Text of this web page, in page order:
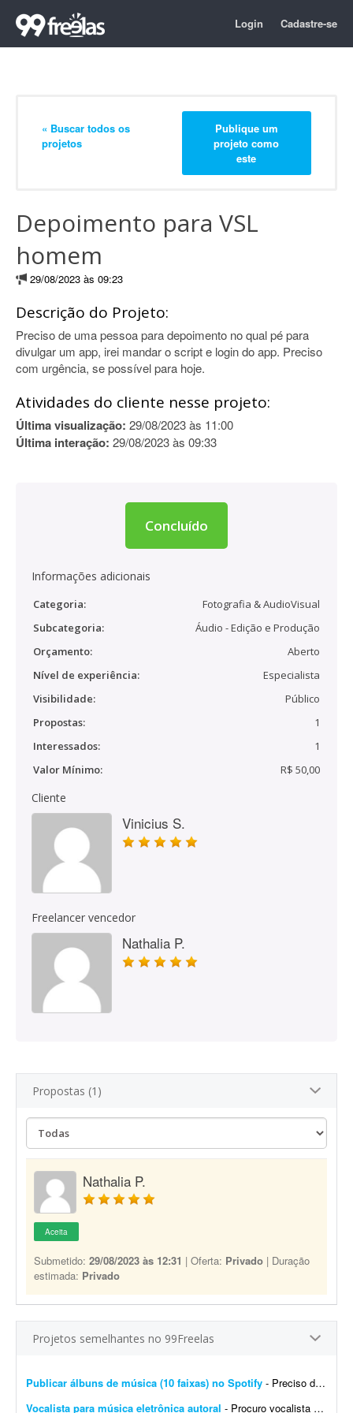
Login Cadastre-se
« Buscar todos os
projetos
Publique um
projeto como
este
Depoimento para VSL
homem
29/08/2023 às 09:23
Descrição do Projeto:
Preciso de uma pessoa para depoimento no qual pé para
divulgar um app, irei mandar o script e login do app. Preciso
com urgência, se possível para hoje.
Atividades do cliente nesse projeto:
Última visualização: 29/08/2023 às 11:00
Última interação: 29/08/2023 às 09:33
Concluído
Informações adicionais
Categoria:
Fotografia & AudioVisual
Subcategoria:
Áudio - Edição e Produção
Orçamento:
Aberto
Nível de experiência:
Especialista
Visibilidade:
Público
Propostas:
1
Interessados:
1
Valor Mínimo:
R$ 50,00
Cliente
Vinicius S.
Freelancer vencedor
Nathalia P.
Propostas (1)
Nathalia P.
Aceita
Submetido: 29/08/2023 às 12:31 | Oferta: Privado | Duração
estimada: Privado
Projetos semelhantes no 99Freelas
Publicar álbuns de música (10 faixas) no Spotify - Preciso de ajuda para publicar 10 músicas no Spotify. Basicamente, preciso que alguém me ajude a subir essas 10 faixas no Spotify, organizadas em dois álbuns: - 1 álbu...
Vocalista para música eletrônica autoral - Procuro vocalista para música eletrônica autoral. Estou buscando uma pessoa para gravar os vocais de uma faixa autoral. Dou preferência por voz feminina, mas também esto...